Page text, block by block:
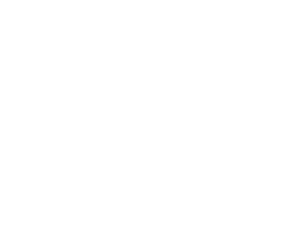
Valentine's Day